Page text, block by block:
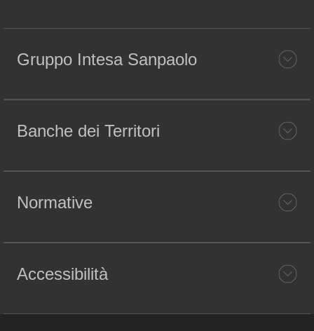
Gruppo Intesa Sanpaolo
Banche dei Territori
Normative
Accessibilità